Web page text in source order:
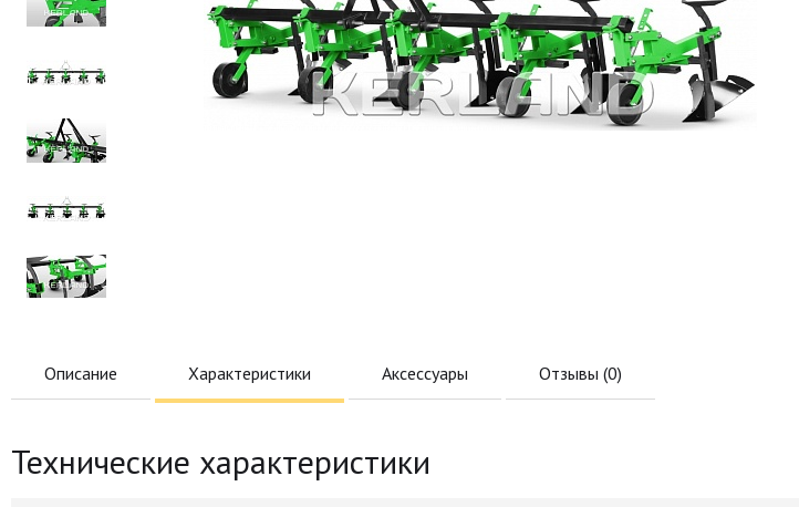
Описание Характеристики Аксессуары Отзывы (0)
Технические характеристики